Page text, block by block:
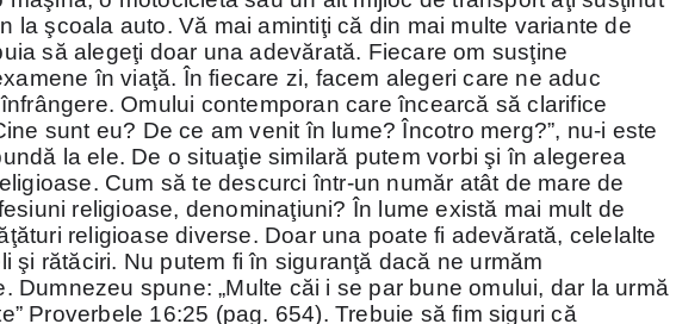
la şcoala auto. Vă mai amintiţi că din mai multe variante de
să alegeţi doar una adevărată. Fiecare om susţine
în viaţă. În fiecare zi, facem alegeri care ne aduc
Omului contemporan care încearcă să clarifice
sunt eu? De ce am venit în lume? Încotro merg?”, nu-i este
la ele. De o situaţie similară putem vorbi şi în alegerea
Cum să te descurci într-un număr atât de mare de
religioase, denominaţiuni? În lume există mai mult de
religioase diverse. Doar una poate fi adevărată, celelalte
şi rătăciri. Nu putem fi în siguranţă dacă ne urmăm
Dumnezeu spune: „Multe căi i se par bune omului, dar la urmă
Proverbele 16:25 (pag. 654). Trebuie să fim siguri că